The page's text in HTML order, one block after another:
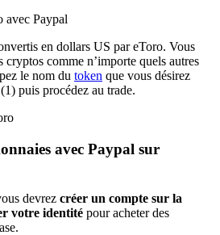
en dollars US par eToro. Vous
cryptos comme n’importe quels autres
le nom du token que vous désirez
puis procédez au trade.
avec Paypal sur
devrez créer un compte sur la
votre identité pour acheter des